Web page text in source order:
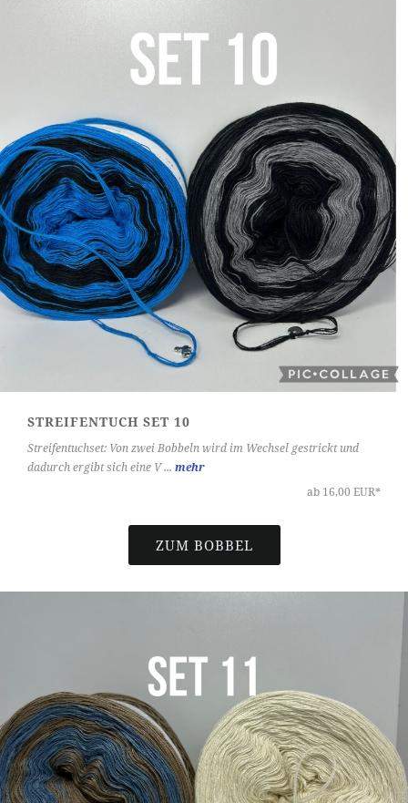
STREIFENTUCH SET 10
Streifentuchset: Von zwei Bobbeln wird im Wechsel gestrickt und
dadurch ergibt sich eine V ... mehr
ab 16,00 EUR*
ZUM BOBBEL